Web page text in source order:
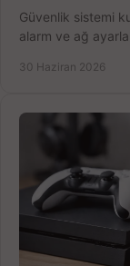
Güvenlik sistemi
alarm ve ağ
30 Haziran 2026